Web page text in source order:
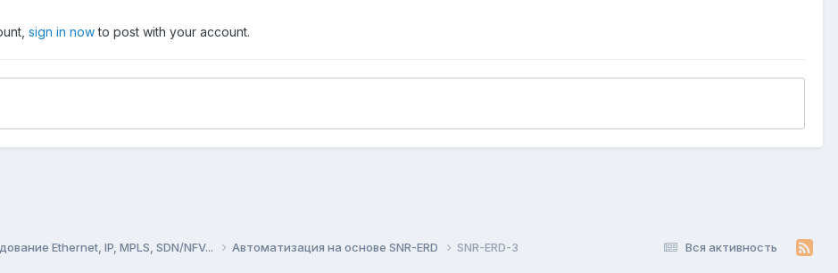
sign in nowto post with your account.
Вся активность
Ethernet, IP, MPLS, SDN/NFV... Автоматизация на основе SNR-ERD SNR-ERD-3